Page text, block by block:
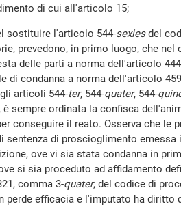
di cui all'articolo 15;
sostituire l'articolo 544-sexiesdel
prevedono, in primo luogo, che nel
delle parti a norma dell'articolo
di condanna a norma dell'articolo
articoli 544-ter, 544-quater, 544-
sempre ordinata la confisca
conseguire il reato. Osserva che le
sentenza di proscioglimento emessa
ove vi sia stata condanna in
si sia proceduto ad affidamento
comma 3-quater, del codice di
perde efficacia e l'imputato ha diritto